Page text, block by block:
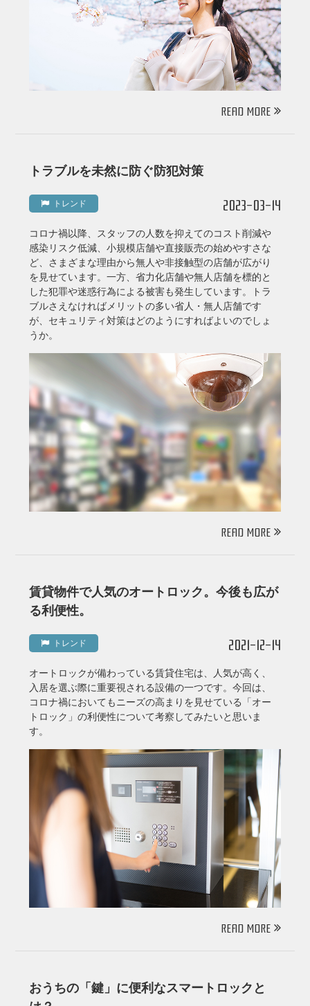
READ MORE
トラブルを未然に防ぐ防犯対策
トレンド 2023-03-14
コロナ禍以降、スタッフの人数を抑えてのコスト削減や
感染リスク低減、小規模店舗や直接販売の始めやすさな
ど、さまざまな理由から無人や非接触型の店舗が広がり
を見せています。一方、省力化店舗や無人店舗を標的と
した犯罪や迷惑行為による被害も発生しています。トラ
ブルさえなければメリットの多い省人・無人店舗です
が、セキュリティ対策はどのようにすればよいのでしょ
うか。
READ MORE
賃貸物件で人気のオートロック。今後も広が
る利便性。
トレンド 2021-12-14
オートロックが備わっている賃貸住宅は、人気が高く、
入居を選ぶ際に重要視される設備の一つです。今回は、
コロナ禍においてもニーズの高まりを見せている「オー
トロック」の利便性について考察してみたいと思いま
す。
READ MORE
おうちの「鍵」に便利なスマートロックと